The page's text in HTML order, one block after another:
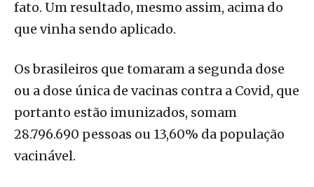
fato. Um resultado, mesmo assim, acima do
que vinha sendo aplicado.
Os brasileiros que tomaram a segunda dose
ou a dose única de vacinas contra a Covid, que
portanto estão imunizados, somam
28.796.690 pessoas ou 13,60% da população
vacinável.